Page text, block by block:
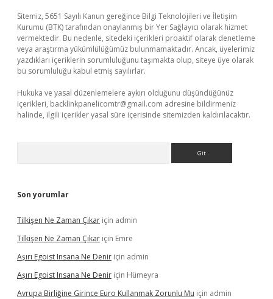
Sitemiz, 5651 Sayılı Kanun gereğince Bilgi Teknolojileri ve İletişim
Kurumu (BTK) tarafından onaylanmış bir Yer Sağlayıcı olarak hizmet
vermektedir. Bu nedenle, sitedeki içerikleri proaktif olarak denetleme
veya araştırma yükümlülüğümüz bulunmamaktadır. Ancak, üyelerimiz
yazdıkları içeriklerin sorumluluğunu taşımakta olup, siteye üye olarak
bu sorumluluğu kabul etmiş sayılırlar.
Hukuka ve yasal düzenlemelere aykırı olduğunu düşündüğünüz
içerikleri, backlinkpanelicomtr@gmail.com adresine bildirmeniz
halinde, ilgili içerikler yasal süre içerisinde sitemizden kaldırılacaktır.
Son yorumlar
Tilkişen Ne Zaman Çıkar için admin
Tilkişen Ne Zaman Çıkar için Emre
Aşırı Egoist Insana Ne Denir için admin
Aşırı Egoist Insana Ne Denir için Hümeyra
Avrupa Birliğine Girince Euro Kullanmak Zorunlu Mu için admin